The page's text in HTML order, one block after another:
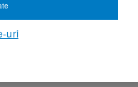
uri